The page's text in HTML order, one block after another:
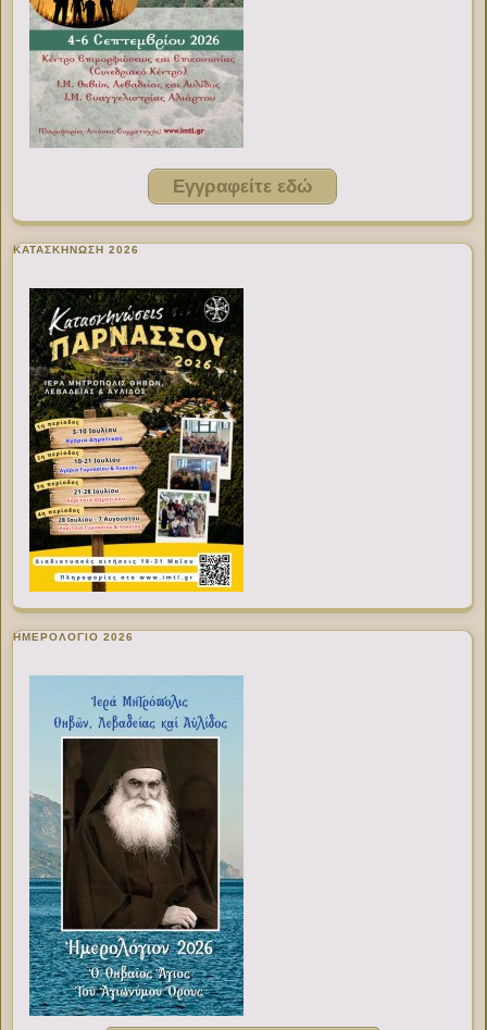
Εγγραφείτε εδώ
ΚΑΤΑΣΚΗΝΩΣΗ 2026
ΗΜΕΡΟΛΟΓΙΟ 2026